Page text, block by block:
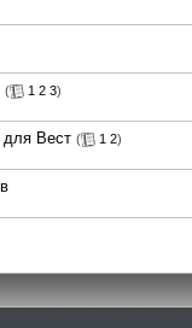
( 1 2 3)
для Вест ( 1 2)